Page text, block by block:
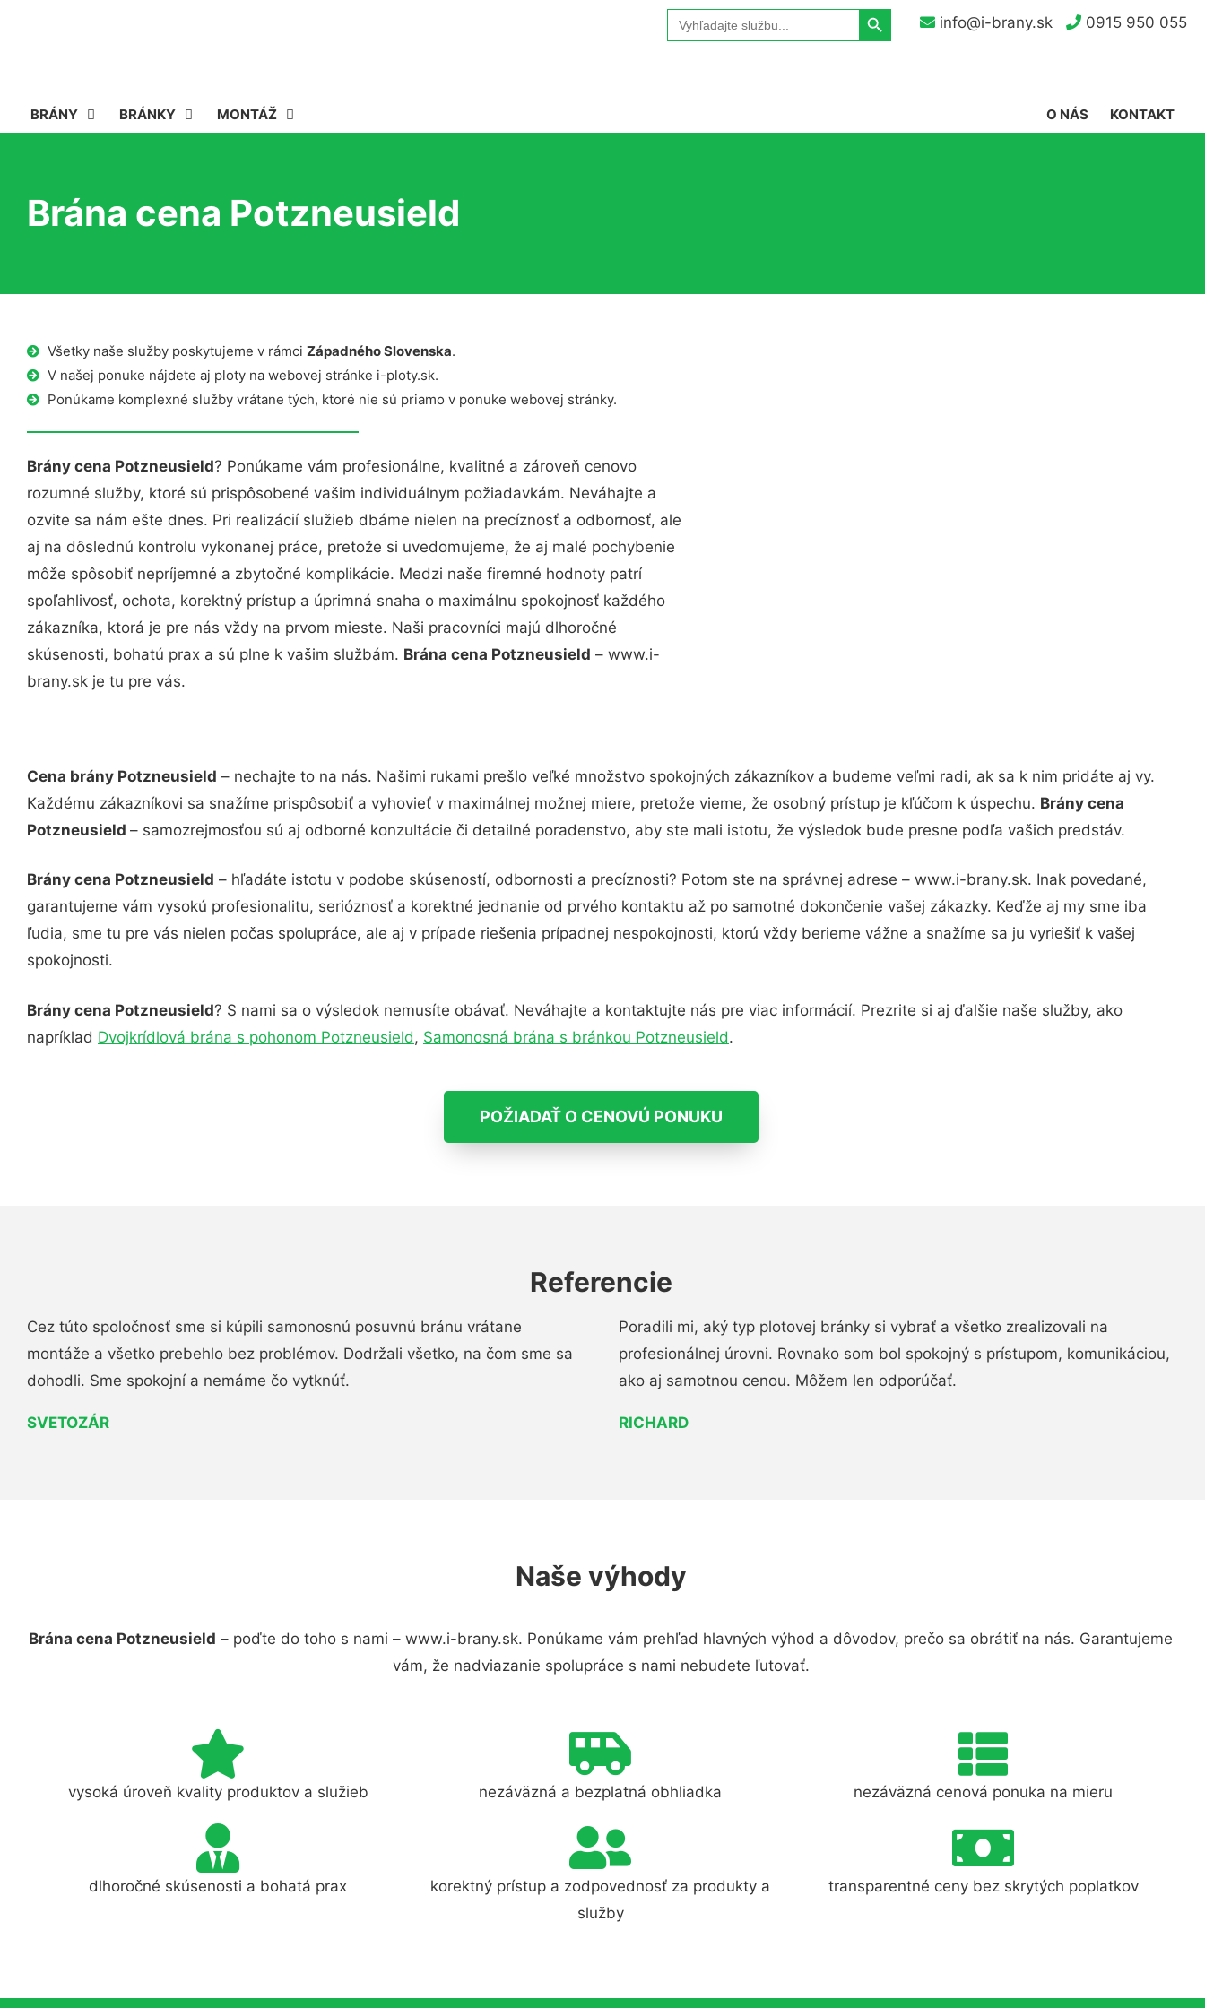
info@i-brany.sk 0915 950 055
Search
for:
Search Button
BRÁNY BRÁNKY MONTÁŽ KONTAKT
O NÁS
Brána cena Potzneusield
Všetky naše služby poskytujeme v rámci Západného Slovenska.
V našej ponuke nájdete aj ploty na webovej stránke i-ploty.sk.
Ponúkame komplexné služby vrátane tých, ktoré nie sú priamo v ponuke webovej stránky.
Brány cena Potzneusield? Ponúkame vám profesionálne, kvalitné a zároveň cenovo
rozumné služby, ktoré sú prispôsobené vašim individuálnym požiadavkám. Neváhajte a
ozvite sa nám ešte dnes. Pri realizácií služieb dbáme nielen na precíznosť a odbornosť, ale
aj na dôslednú kontrolu vykonanej práce, pretože si uvedomujeme, že aj malé pochybenie
môže spôsobiť nepríjemné a zbytočné komplikácie. Medzi naše firemné hodnoty patrí
spoľahlivosť, ochota, korektný prístup a úprimná snaha o maximálnu spokojnosť každého
zákazníka, ktorá je pre nás vždy na prvom mieste. Naši pracovníci majú dlhoročné
skúsenosti, bohatú prax a sú plne k vašim službám. Brána cena Potzneusield – www.i-
brany.sk je tu pre vás.
Cena brány Potzneusield – nechajte to na nás. Našimi rukami prešlo veľké množstvo spokojných zákazníkov a budeme veľmi radi, ak sa k nim pridáte aj vy.
Každému zákazníkovi sa snažíme prispôsobiť a vyhovieť v maximálnej možnej miere, pretože vieme, že osobný prístup je kľúčom k úspechu. Brány cena
Potzneusield – samozrejmosťou sú aj odborné konzultácie či detailné poradenstvo, aby ste mali istotu, že výsledok bude presne podľa vašich predstáv.
Brány cena Potzneusield – hľadáte istotu v podobe skúseností, odbornosti a precíznosti? Potom ste na správnej adrese – www.i-brany.sk. Inak povedané,
garantujeme vám vysokú profesionalitu, serióznosť a korektné jednanie od prvého kontaktu až po samotné dokončenie vašej zákazky. Keďže aj my sme iba
ľudia, sme tu pre vás nielen počas spolupráce, ale aj v prípade riešenia prípadnej nespokojnosti, ktorú vždy berieme vážne a snažíme sa ju vyriešiť k vašej
spokojnosti.
Brány cena Potzneusield? S nami sa o výsledok nemusíte obávať. Neváhajte a kontaktujte nás pre viac informácií. Prezrite si aj ďalšie naše služby, ako
napríklad Dvojkrídlová brána s pohonom Potzneusield , Samonosná brána s bránkou Potzneusield.
POŽIADAŤ O CENOVÚ PONUKU
Referencie
Cez túto spoločnosť sme si kúpili samonosnú posuvnú bránu vrátane
montáže a všetko prebehlo bez problémov. Dodržali všetko, na čom sme sa
dohodli. Sme spokojní a nemáme čo vytknúť.
SVETOZÁR
Poradili mi, aký typ plotovej bránky si vybrať a všetko zrealizovali na
profesionálnej úrovni. Rovnako som bol spokojný s prístupom, komunikáciou,
ako aj samotnou cenou. Môžem len odporúčať.
RICHARD
Naše výhody
Brána cena Potzneusield – poďte do toho s nami – www.i-brany.sk. Ponúkame vám prehľad hlavných výhod a dôvodov, prečo sa obrátiť na nás. Garantujeme
vám, že nadviazanie spolupráce s nami nebudete ľutovať.
vysoká úroveň kvality produktov a služieb nezáväzná a bezplatná obhliadka nezáväzná cenová ponuka na mieru
dlhoročné skúsenosti a bohatá prax
korektný prístup a zodpovednosť za produkty a
služby
transparentné ceny bez skrytých poplatkov